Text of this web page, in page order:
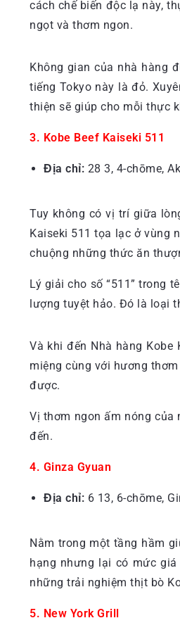
cách chế biến độc lạ này,
ngọt và thơm ngon.
Không gian của nhà hàng
tiếng Tokyo này là đỏ.
thiện sẽ giúp cho mỗi thực
3. Kobe Beef Kaiseki 511
Địa chỉ: 28 3, 4-chōme,
Tuy không có vị trí giữa
Kaiseki 511 tọa lạc ở vùng
chuộng những thức ăn
Lý giải cho số “511” trong
lượng tuyệt hảo. Đó là loại
Và khi đến Nhà hàng
miệng cùng với hương
được.
Vị thơm ngon ấm nóng của
đến.
4. Ginza Gyuan
Địa chỉ: 6 13, 6-chōme,
Nằm trong một tầng hầm
hạng nhưng lại có mức
những trải nghiệm thịt bò
5. New York Grill